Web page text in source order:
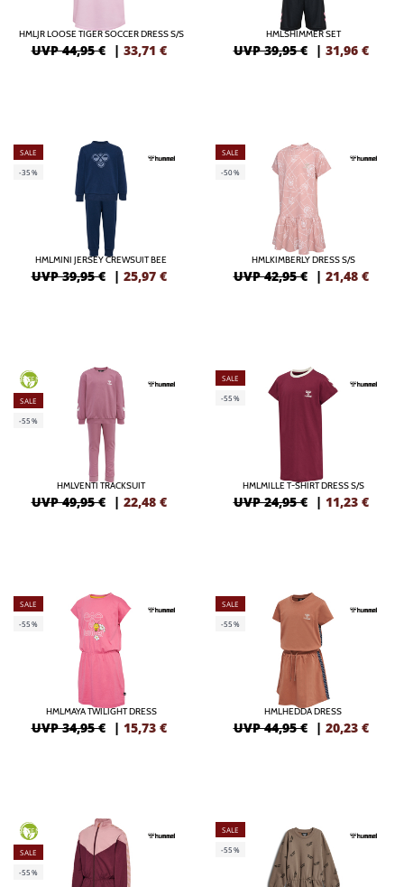
HMLJR LOOSE TIGER SOCCER DRESS S/S
UVP 44,95 € | 33,71 €
HMLSHIMMER SET
UVP 39,95 € | 31,96 €
SALE
-35%
HMLMINI JERSEY CREWSUIT BEE
UVP 39,95 € | 25,97 €
SALE
-50%
HMLKIMBERLY DRESS S/S
UVP 42,95 € | 21,48 €
GREEN
SALE
-55%
HMLVENTI TRACKSUIT
UVP 49,95 € | 22,48 €
SALE
-55%
HMLMILLE T-SHIRT DRESS S/S
UVP 24,95 € | 11,23 €
SALE
-55%
HMLMAYA TWILIGHT DRESS
UVP 34,95 € | 15,73 €
SALE
-55%
HMLHEDDA DRESS
UVP 44,95 € | 20,23 €
GREEN
SALE
-55%
SALE
-55%